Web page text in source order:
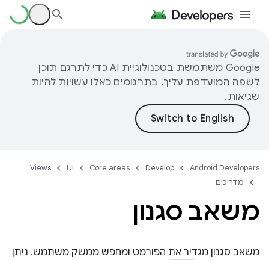
‫Google משתמשת בטכנולוגיית AI כדי לתרגם תוכן
לשפה המועדפת עליך. בתרגומים כאלו עשויות להיות
שגיאות.
Android Developers
Develop
Core areas
UI
Views
מדריכים
משאב סגנון
משאב סגנון מגדיר את הפורמט ומחפש ממשק משתמש. ניתן